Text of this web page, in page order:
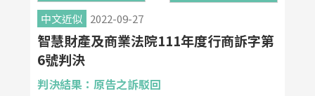
中文近似 2022-09-27
智慧財產及商業法院111年度行商訴字第
6號判決
判決結果：原告之訴駁回